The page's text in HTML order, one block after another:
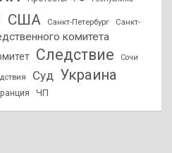
США Санкт-Петербург
Санкт-
комитета
Следствие Сочи
Суд Украина
ЧП